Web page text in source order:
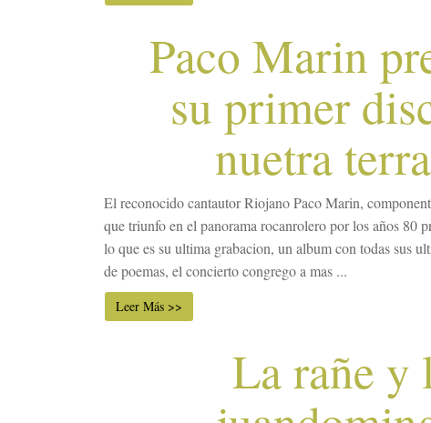
Paco Marin
su primer
nuetra
El reconocido cantautor Riojano Paco Marin,
que triunfo en el panorama rocanrolero por los años 80
lo que es su ultima grabacion, un album con todas sus
de poemas, el concierto congrego a mas ...
Leer Más >>
La rañe y